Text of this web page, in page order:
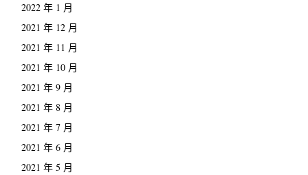
2022 年 1 月
2021 年 12 月
2021 年 11 月
2021 年 10 月
2021 年 9 月
2021 年 8 月
2021 年 7 月
2021 年 6 月
2021 年 5 月